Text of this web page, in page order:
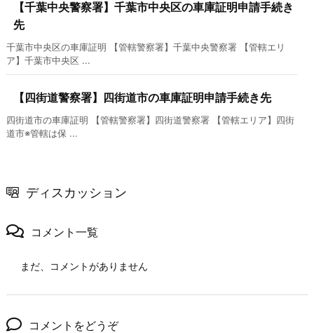
【千葉中央警察署】千葉市中央区の車庫証明申請手続き
先
千葉市中央区の車庫証明 【管轄警察署】千葉中央警察署 【管轄エリ
ア】千葉市中央区 ...
【四街道警察署】四街道市の車庫証明申請手続き先
四街道市の車庫証明 【管轄警察署】四街道警察署 【管轄エリア】四街
道市※管轄は保 ...
ディスカッション
コメント一覧
まだ、コメントがありません
コメントをどうぞ